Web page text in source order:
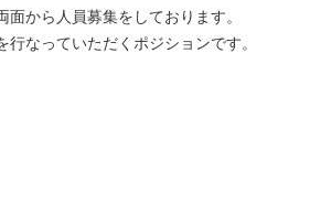
から人員募集をしております。
なっていただくポジションです。